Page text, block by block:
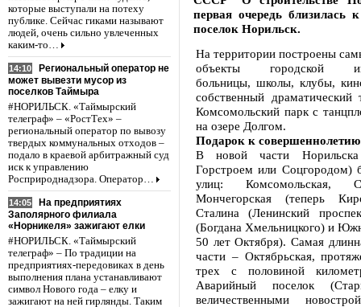
которые выступали на потеху
публике. Сейчас гиками называют
людей, очень сильно увлеченных
каким-то…
14:10
Региональный оператор не
может вывезти мусор из
поселков Таймыра
#НОРИЛЬСК. «Таймырский
телеграф» – «РостТех» –
региональный оператор по вывозу
твердых коммунальных отходов –
подало в краевой арбитражный суд
иск к управлению
Росприроднадзора. Оператор…
14:05
На предприятиях
Заполярного филиала
«Норникеля» зажигают елки
#НОРИЛЬСК. «Таймырский
телеграф» – По традиции на
предприятиях-передовиках в день
выполнения плана устанавливают
символ Нового года – елку и
зажигают на ней гирлянды. Таким
первая очередь близилась
поселок Норильск.
На территории построены
объекты городской
больницы, школы, клубы,
собственный драматический
Комсомольский парк с
на озере Долгом.
Подарок к совершеннолетию
В новой части
Горстроем или Соцгородом)
улиц: Комсомольская,
Мончегорская (теперь
Сталина (Ленинский
(Богдана Хмельницкого) и
50 лет Октября). Самая
части – Октябрьская,
трех с половиной
Аварийный поселок
величественными